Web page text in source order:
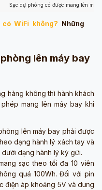
Sạc dự phòng có được mang lên
WiFi không? Những
lên máy bay
hàng không thì hành khách
mang lên máy bay khi
lên máy bay phải được
dạng hành lý xách tay và
dạng hành lý ký gửi.
sạc theo tối đa 10 viên
quá 100Wh. Đối với pin
điện áp khoảng 5V và dung